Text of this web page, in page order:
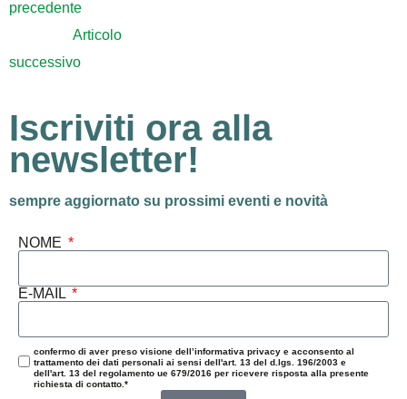
precedente
Articolo
successivo
Iscriviti ora alla
newsletter!
sempre aggiornato su prossimi eventi e novità
NOME
E-MAIL
confermo di aver preso visione dell’informativa privacy e acconsento al
trattamento dei dati personali ai sensi dell'art. 13 del d.lgs. 196/2003 e
dell'art. 13 del regolamento ue 679/2016 per ricevere risposta alla presente
richiesta di contatto.*